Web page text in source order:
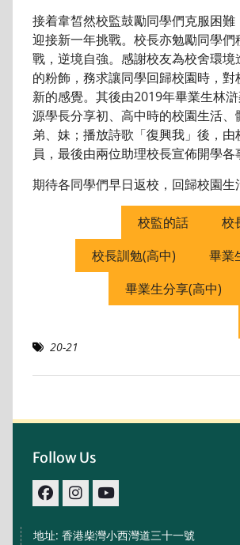
接着韋皙然校監鼓勵同學們克服困難
迎接新一年挑戰。校長亦勉勵同學們
戰，逆境自強。感謝校友為校舍環境
的粉飾，務求讓同學回歸校園時，對
新的感覺。其後由2019年畢業生林
源學長分享初、高中時的校園生活、
弟、妹；播放詩歌「復興我」後，由
員，最後由兩位助理校長宣佈開學各
期待各同學們早日返校，回歸校園生
校監的話
校
校長訓勉(高中)
畢業
畢業生分享(高中)
20-21
Follow Us
地址: 香港柴灣小西灣道三十一號